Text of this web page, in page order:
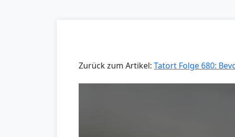
Zurück zum Artikel: Tatort Folge 680: